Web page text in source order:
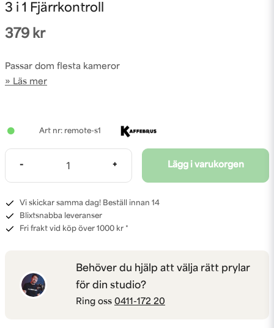
3 i 1 Fjärrkontroll
379 kr
Passar dom flesta kameror
Läs mer
remote-s1
- + Lägg i varukorgen
Vi skickar samma dag! Beställ innan 14
Blixtsnabba leveranser
Fri frakt vid köp över 1000 kr *
Behöver du hjälp att välja rätt prylar
för din studio?
Ring oss 0411-172 20